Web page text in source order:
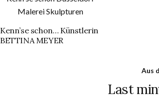
Kenn’se schon… Künstlerin
BETTINA MEYER
Aus
Last